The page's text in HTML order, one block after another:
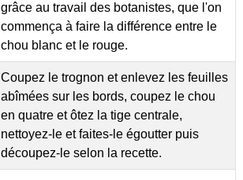
grâce au travail des botanistes, que l'on
commença à faire la différence entre le
chou blanc et le rouge.
Coupez le trognon et enlevez les feuilles
abîmées sur les bords, coupez le chou
en quatre et ôtez la tige centrale,
nettoyez-le et faites-le égoutter puis
découpez-le selon la recette.